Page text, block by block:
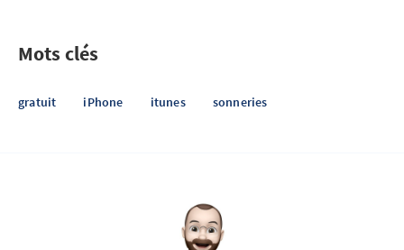
Mots clés
gratuit iPhone itunes sonneries